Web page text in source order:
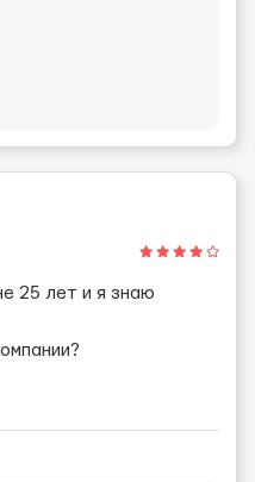
25 лет и я знаю